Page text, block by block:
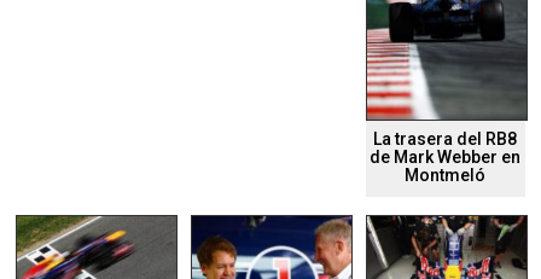
La trasera del RB8
de Mark Webber en
Montmeló